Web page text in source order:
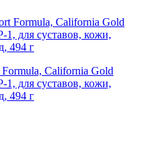
California Gold
для суставов, кожи,
494 г